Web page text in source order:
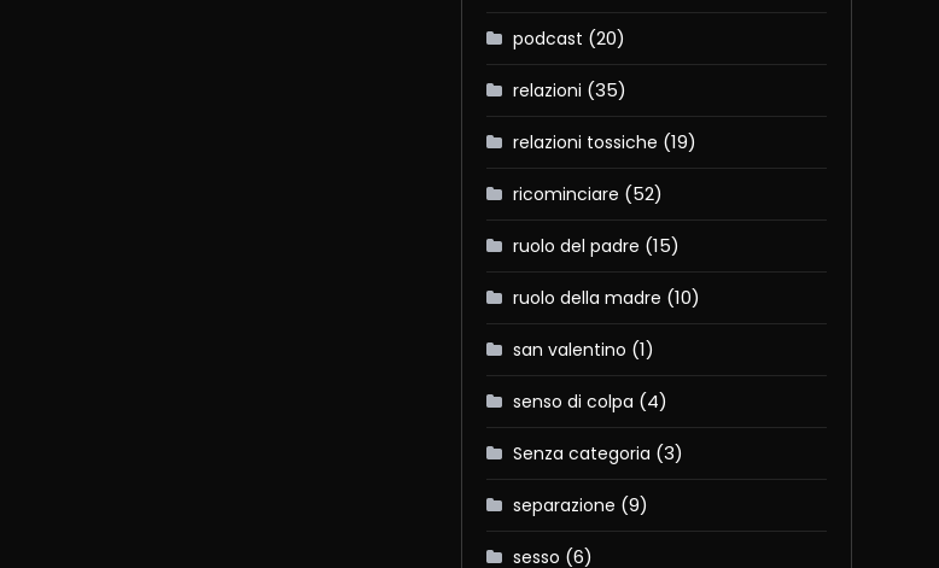
podcast (20)
relazioni (35)
relazioni tossiche (19)
ricominciare (52)
ruolo del padre (15)
ruolo della madre (10)
san valentino (1)
senso di colpa (4)
Senza categoria (3)
separazione (9)
sesso (6)